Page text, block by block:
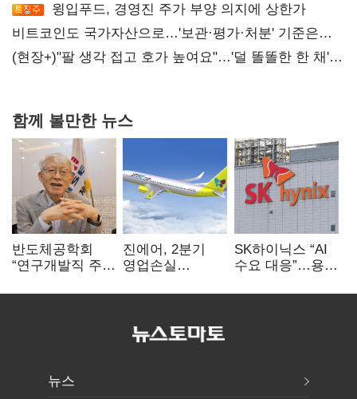
윙입푸드, 경영진 주가 부양 의지에 상한가
비트코인도 국가자산으로…'보관·평가·처분' 기준은
숙제
(현장+)"팔 생각 접고 호가 높여요"…'덜 똘똘한 한 채'
함께 볼만한 뉴스
반도체공학회
“연구개발직 주
개선해야”
진에어, 2분기
영업손실
상승 여파
SK하이닉스 “AI
수요 대응”…용인
투자
뉴스